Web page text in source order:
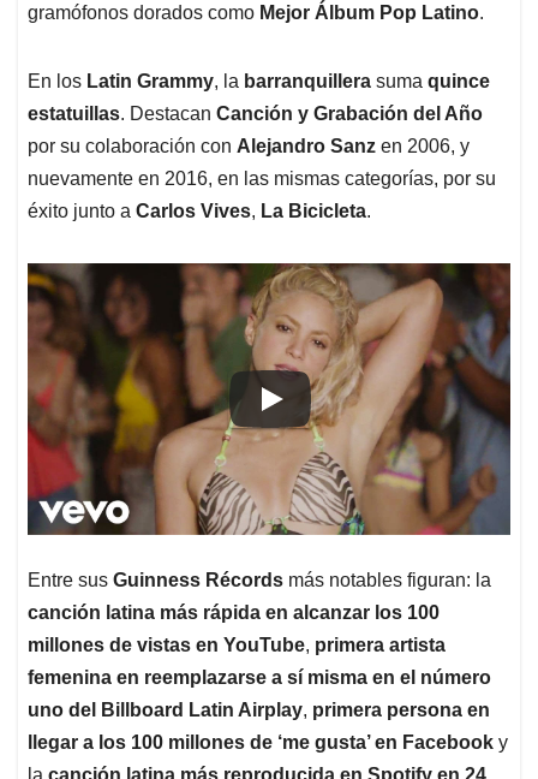
gramófonos dorados como Mejor Álbum Pop Latino.
En los Latin Grammy, la barranquillera suma quince
estatuillas. Destacan Canción y Grabación del Año
por su colaboración con Alejandro Sanz en 2006, y
nuevamente en 2016, en las mismas categorías, por su
éxito junto a Carlos Vives, La Bicicleta.
Entre sus Guinness Récords más notables figuran: la
canción latina más rápida en alcanzar los 100
millones de vistas en YouTube, primera artista
femenina en reemplazarse a sí misma en el número
uno del Billboard Latin Airplay, primera persona en
llegar a los 100 millones de ‘me gusta’ en Facebook y
la canción latina más reproducida en Spotify en 24